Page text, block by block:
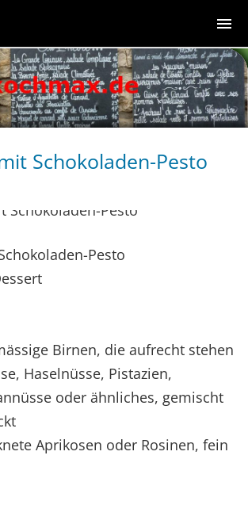
Schokoladen-Pesto
Pesto
Birnen, die aufrecht stehen
Haselnüsse, Pistazien,
oder ähnliches, gemischt
Aprikosen oder Rosinen, fein